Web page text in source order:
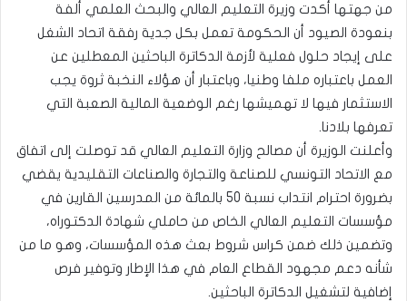
من جهتها أكدت وزيرة التعليم العالي والبحث العلمي ألفة
بنعودة الصيود أن الحكومة تعمل بكل جدية رفقة اتحاد الشغل
على إيجاد حلول فعلية لأزمة الدكاترة الباحثين المعطلين عن
العمل باعتباره ملفا وطنيا، وباعتبار أن هؤلاء النخبة ثروة يجب
الاستثمار فيها لا تهميشها رغم الوضعية المالية الصعبة التي
تعرفها بلادنا.
وأعلنت الوزيرة أن مصالح وزارة التعليم العالي قد توصلت إلى اتفاق
مع الاتحاد التونسي للصناعة والتجارة والصناعات التقليدية يقضي
بضرورة احترام انتداب نسبة 50 بالمائة من المدرسين القارين في
مؤسسات التعليم العالي الخاص من حاملي شهادة الدكتوراه،
وتضمين ذلك ضمن كراس شروط بعث هذه المؤسسات، وهو ما من
شأنه دعم مجهود القطاع العام في هذا الإطار وتوفير فرص
إضافية لتشغيل الدكاترة الباحثين.